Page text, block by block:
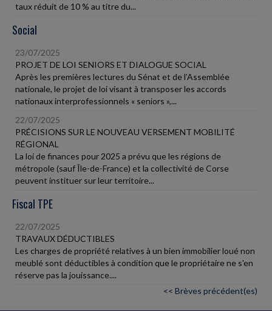
taux réduit de 10 % au titre du...
Social
23/07/2025
PROJET DE LOI SENIORS ET DIALOGUE SOCIAL
Après les premières lectures du Sénat et de l'Assemblée
nationale, le projet de loi visant à transposer les accords
nationaux interprofessionnels « seniors »,...
22/07/2025
PRÉCISIONS SUR LE NOUVEAU VERSEMENT MOBILITÉ
RÉGIONAL
La loi de finances pour 2025 a prévu que les régions de
métropole (sauf Île-de-France) et la collectivité de Corse
peuvent instituer sur leur territoire...
Fiscal TPE
22/07/2025
TRAVAUX DÉDUCTIBLES
Les charges de propriété relatives à un bien immobilier loué non
meublé sont déductibles à condition que le propriétaire ne s'en
réserve pas la jouissance....
<< Brèves précédent(es)